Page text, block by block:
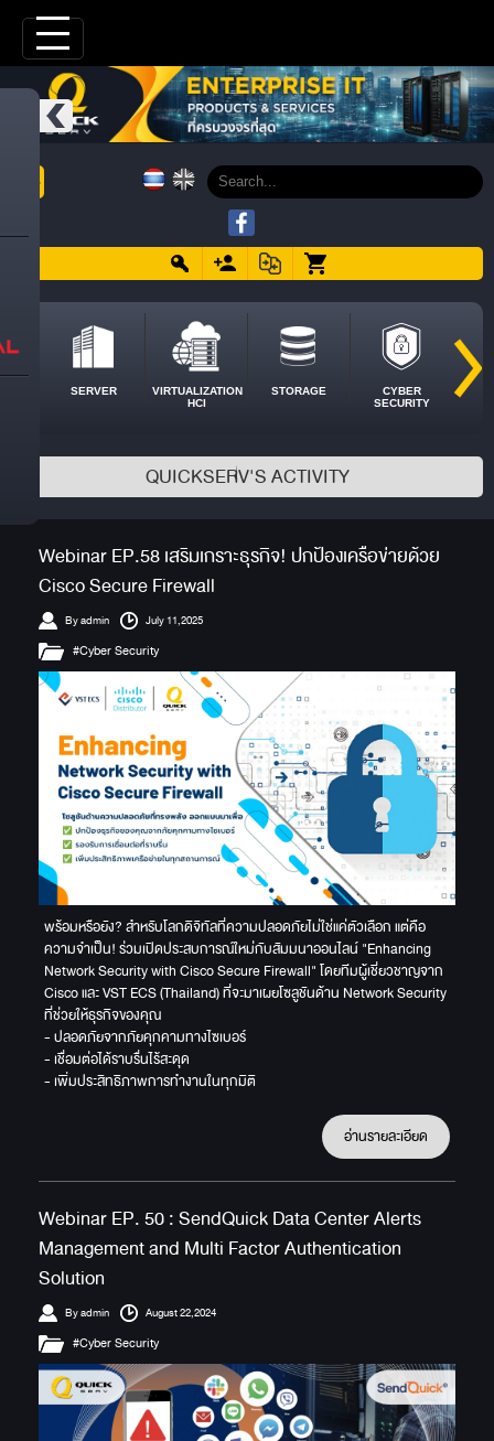
SERVER
VIRTUALIZATION
HCI
STORAGE
CYBER
SECURITY
QUICKSERV'S ACTIVITY
Webinar EP.58 เสริมเกราะธุรกิจ! ปกป้องเครือข่ายด้วย
Cisco Secure Firewall
By admin July 11,2025
#Cyber Security
พร้อมหรือยัง? สำหรับโลกดิจิทัลที่ความปลอดภัยไม่ใช่แค่ตัวเลือก แต่คือ
ความจำเป็น! ร่วมเปิดประสบการณ์ใหม่กับสัมมนาออนไลน์ "Enhancing
Network Security with Cisco Secure Firewall" โดยทีมผู้เชี่ยวชาญจาก
Cisco และ VST ECS (Thailand) ที่จะมาเผยโซลูชันด้าน Network Security
ที่ช่วยให้ธุรกิจของคุณ
- ปลอดภัยจากภัยคุกคามทางไซเบอร์
- เชื่อมต่อได้ราบรื่นไร้สะดุด
- เพิ่มประสิทธิภาพการทำงานในทุกมิติ
อ่านรายละเอียด
Webinar EP. 50 : SendQuick Data Center Alerts
Management and Multi Factor Authentication
Solution
By admin August 22,2024
#Cyber Security